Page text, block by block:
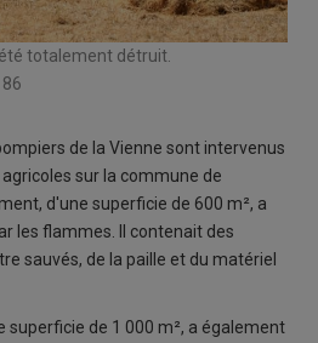
totalement détruit.
de la Vienne sont intervenus
sur la commune de
d'une superficie de 600 m², a
les flammes. Il contenait des
sauvés, de la paille et du matériel
superficie de 1 000 m², a également